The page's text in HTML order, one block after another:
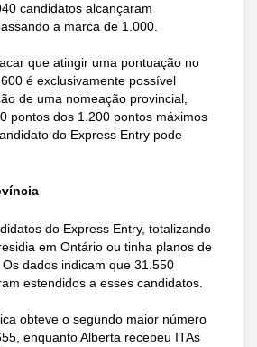
candidatos alcançaram
a marca de 1.000.
que atingir uma pontuação no
é exclusivamente possível
de uma nomeação provincial,
pontos dos 1.200 pontos máximos
do Express Entry pode
do Express Entry, totalizando
em Ontário ou tinha planos de
dados indicam que 31.550
estendidos a esses candidatos.
obteve o segundo maior número
enquanto Alberta recebeu ITAs